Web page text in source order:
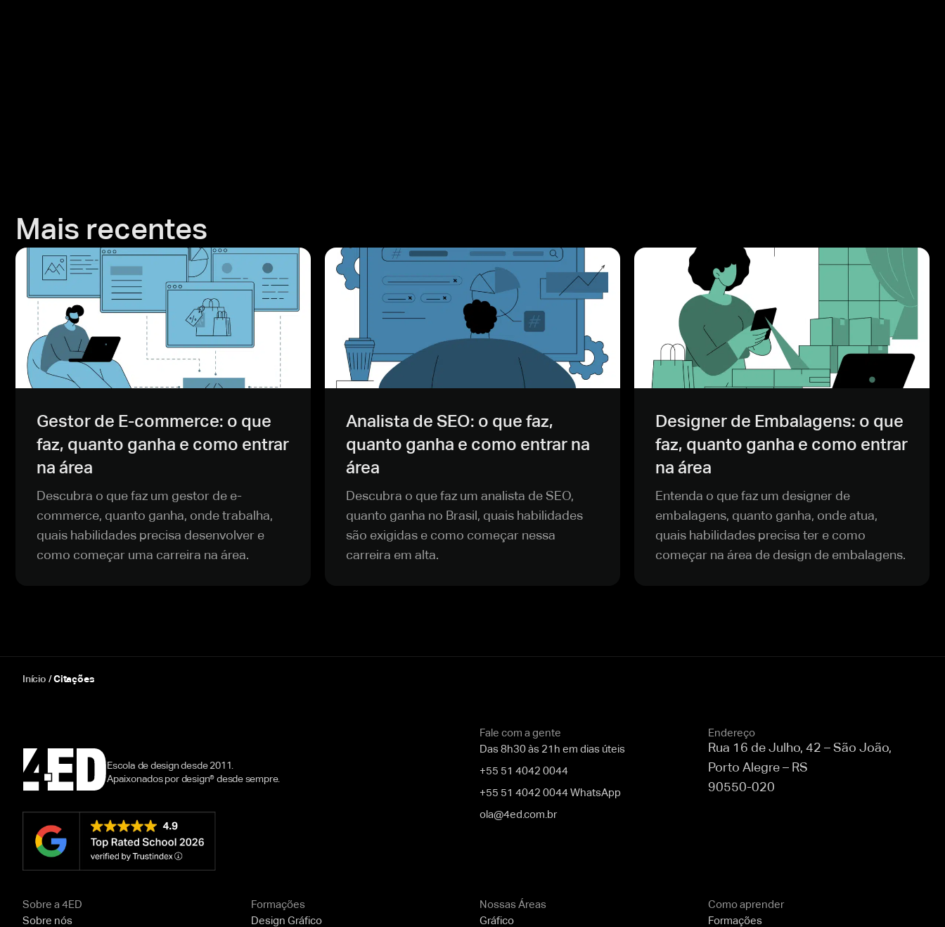
Mais recentes
Gestor de E-commerce: o que
faz, quanto ganha e como entrar
na área
Descubra o que faz um gestor de e-
commerce, quanto ganha, onde trabalha,
quais habilidades precisa desenvolver e
como começar uma carreira na área.
Analista de SEO: o que faz,
quanto ganha e como entrar na
área
Descubra o que faz um analista de SEO,
quanto ganha no Brasil, quais habilidades
são exigidas e como começar nessa
carreira em alta.
Designer de Embalagens: o que
faz, quanto ganha e como entrar
na área
Entenda o que faz um designer de
embalagens, quanto ganha, onde atua,
quais habilidades precisa ter e como
começar na área de design de embalagens.
Início /Citações
Escola de design desde 2011.
Apaixonados por design® desde sempre.
Fale com a gente
Das 8h30 às 21h em dias úteis
+55 51 4042 0044
+55 51 4042 0044 WhatsApp
ola@4ed.com.br
Endereço
Rua 16 de Julho, 42 – São João,
Porto Alegre – RS
90550-020
Sobre a 4ED
Sobre nós
Formações
Design Gráfico
Nossas Áreas
Gráfico
Como aprender
Formações